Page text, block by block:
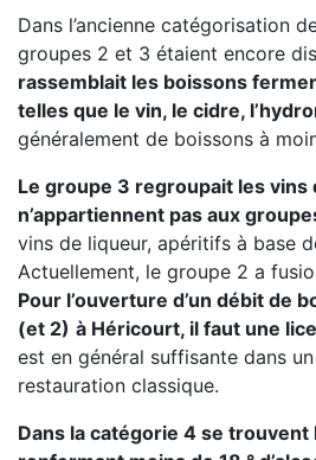
Dans l’ancienne catégorisation
groupes 2 et 3 étaient encore
rassemblait les boissons
telles que le vin, le cidre,
généralement de boissons à
Le groupe 3 regroupait les vins
n’appartiennent pas aux
vins de liqueur, apéritifs à base
Actuellement, le groupe 2 a
Pour l’ouverture d’un débit de
(et 2) à Héricourt, il faut une
est en général suffisante dans
restauration classique.
Dans la catégorie 4 se trouvent